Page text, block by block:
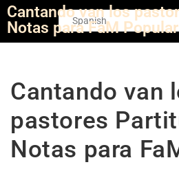
Cantando van los
Notas para FaM Popular
Cantando van
pastores
Notas para